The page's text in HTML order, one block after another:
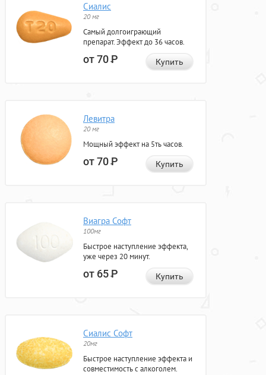
Сиалис
20 мг
Самый долгоиграющий
препарат. Эффект до 36 часов.
от 70Р Купить
Левитра
20 мг
Мощный эффект на 5ть часов.
от 70Р Купить
Виагра Софт
100мг
Быстрое наступление эффекта,
уже через 20 минут.
от 65Р Купить
Сиалис Софт
20мг
Быстрое наступление эффекта и
совместимость с алкоголем.